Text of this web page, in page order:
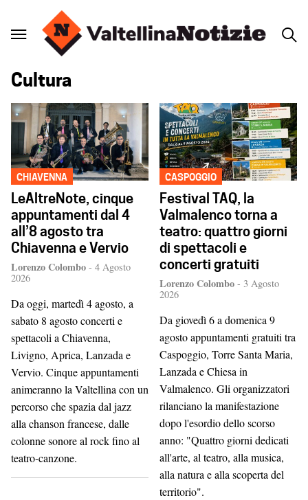
Cultura
CHIAVENNA
LeAltreNote, cinque
appuntamenti dal 4
all’8 agosto tra
Chiavenna e Vervio
Lorenzo Colombo - 4 Agosto
2026
Da oggi, martedì 4 agosto, a
sabato 8 agosto concerti e
spettacoli a Chiavenna,
Livigno, Aprica, Lanzada e
Vervio. Cinque appuntamenti
animeranno la Valtellina con un
percorso che spazia dal jazz
alla chanson francese, dalle
colonne sonore al rock fino al
teatro-canzone.
CASPOGGIO
Festival TAQ, la
Valmalenco torna a
teatro: quattro giorni
di spettacoli e
concerti gratuiti
Lorenzo Colombo - 3 Agosto
2026
Da giovedì 6 a domenica 9
agosto appuntamenti gratuiti tra
Caspoggio, Torre Santa Maria,
Lanzada e Chiesa in
Valmalenco. Gli organizzatori
rilanciano la manifestazione
dopo l'esordio dello scorso
anno: "Quattro giorni dedicati
all'arte, al teatro, alla musica,
alla natura e alla scoperta del
territorio".